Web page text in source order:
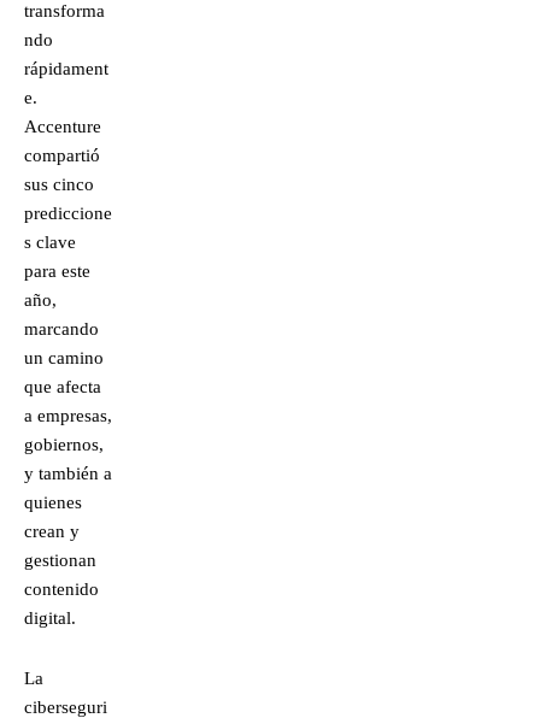
transforma
ndo
rápidament
e.
Accenture
compartió
sus cinco
prediccione
s clave
para este
año,
marcando
un camino
que afecta
a empresas,
gobiernos,
y también a
quienes
crean y
gestionan
contenido
digital.
La
ciberseguri